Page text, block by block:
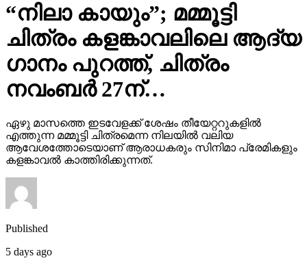
“നിലാ കായും”; മമ്മൂട്ടി
ചിത്രം കളങ്കാവലിലെ ആദ്യ
ഗാനം പുറത്ത്, ചിത്രം
നവംബർ 27ന്…
ഏഴു മാസത്തെ ഇടവേളക്ക് ശേഷം തീയേറ്ററുകളിൽ
എത്തുന്ന മമ്മൂട്ടി ചിത്രമെന്ന നിലയിൽ വലിയ
ആവേശത്തോടെയാണ് ആരാധകരും സിനിമാ പ്രേമികളും
കളങ്കാവൽ കാത്തിരിക്കുന്നത്.
Published
5 days ago